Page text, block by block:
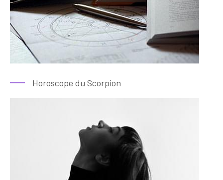
Horoscope du Scorpion